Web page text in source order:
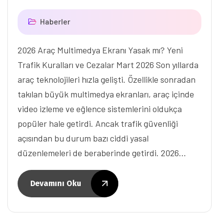
Haberler
2026 Araç Multimedya Ekranı Yasak mı? Yeni
Trafik Kuralları ve Cezalar Mart 2026 Son yıllarda
araç teknolojileri hızla gelişti. Özellikle sonradan
takılan büyük multimedya ekranları, araç içinde
video izleme ve eğlence sistemlerini oldukça
popüler hale getirdi. Ancak trafik güvenliği
açısından bu durum bazı ciddi yasal
düzenlemeleri de beraberinde getirdi. 2026…
Devamını Oku